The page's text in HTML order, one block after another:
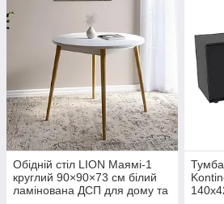
Обідній стіл LION Маямі-1
круглий 90×90×73 см білий
ламінована ДСП для дому та
Тумба